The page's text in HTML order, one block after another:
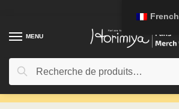
contenuMENU
Rechercher:
Recherche
French